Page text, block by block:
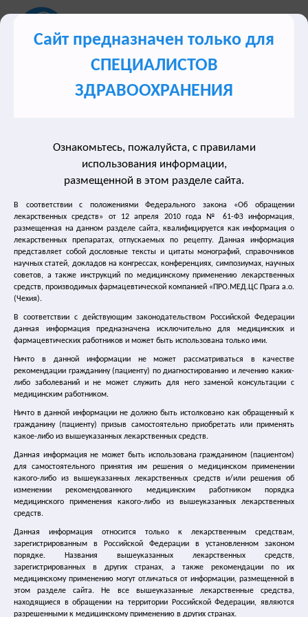
Сайт для врачей о лечении синдрома гиперактивного
мочевого пузыря (ГАМП)
Разделы сайта
Лечение недержания мочи
Нейрогенный мочевой пузырь
Лечение частого мочеиспускания
Лечение энуреза
Лечение цистита
Лечение ГМП
Спазмекс
Спазмекс 30
Упражнения Кегеля
Где купить спазмекс
Статьи и справочные материалы
Каталог медицинских сайтов
Главная | Новости
|
30.06.2016 Доказана неэффективность лечения
Сайт предназначен только для
СПЕЦИАЛИСТОВ
ЗДРАВООХРАНЕНИЯ
Ознакомьтесь, пожалуйста, с правилами
использования информации,
размещенной в этом разделе сайта.
В соответствии с положениями Федерального закона «Об обращении
лекарственных средств» от 12 апреля 2010 года № 61-ФЗ информация,
размещенная на данном разделе сайта, квалифицируется как информация о
лекарственных препаратах, отпускаемых по рецепту. Данная информация
представляет собой дословные тексты и цитаты монографий, справочников
научных статей, докладов на конгрессах, конференциях, симпозиумах, научных
советов, а также инструкций по медицинскому применению лекарственных
средств, производимых фармацевтической компанией «ПРО.МЕД.ЦС Прага а.о.
(Чехия).
В соответствии с действующим законодательством Российской Федерации
данная информация предназначена исключительно для медицинских и
фармацевтических работников и может быть использована только ими.
Ничто в данной информации не может рассматриваться в качестве
рекомендации гражданину (пациенту) по диагностированию и лечению каких-
либо заболеваний и не может служить для него заменой консультации с
медицинским работником.
Ничто в данной информации не должно быть истолковано как обращенный к
гражданину (пациенту) призыв самостоятельно приобретать или применять
какое-либо из вышеуказанных лекарственных средств.
Данная информация не может быть использована гражданином (пациентом)
для самостоятельного принятия им решения о медицинском применении
какого-либо из вышеуказанных лекарственных средств и/или решения об
изменении рекомендованного медицинским работником порядка
медицинского применения какого-либо из вышеуказанных лекарственных
средств.
Данная информация относится только к лекарственным средствам,
зарегистрированным в Российской Федерации в установленном законом
порядке. Названия вышеуказанных лекарственных средств,
зарегистрированных в других странах, а также рекомендации по их
медицинскому применению могут отличаться от информации, размещенной в
этом разделе сайта. Не все вышеуказанные лекарственные средства,
находящиеся в обращении на территории Российской Федерации, являются
разрешенными к медицинскому применению в других странах.